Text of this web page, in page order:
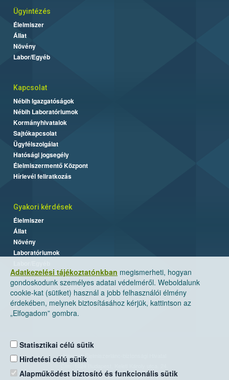
Adatkezelési tájékoztatónkban megismerheti, hogyan
gondoskodunk személyes adatai védelméről. Weboldalunk
cookie-kat (sütiket) használ a jobb felhasználói élmény
érdekében, melynek biztosításához kérjük, kattintson az
„Elfogadom” gombra.
Statisztikai célú sütik
Hirdetési célú sütik
Alapműködést biztosító és funkcionális sütik
Ügyintézés
Élelmiszer
Állat
Növény
Labor/Egyéb
Kapcsolat
Nébih Igazgatóságok
Nébih Laboratóriumok
Kormányhivatalok
Sajtókapcsolat
Ügyfélszolgálat
Hatósági jogsegély
Élelmiszermentő Központ
Hírlevél feliratkozás
Gyakori kérdések
Élelmiszer
Állat
Növény
Laboratóriumok
Nemzeti Élelmiszerlánc-biztonsági Hivatal
Levelezési cím: 1525 Budapest. Pf. 30.